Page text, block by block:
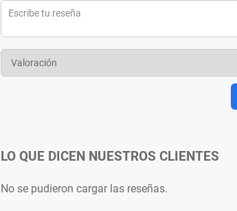
LO QUE DICEN NUESTROS CLIENTES
No se pudieron cargar las reseñas.